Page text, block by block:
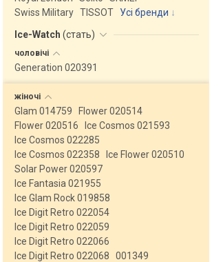
Casio LRW-250H-1A1
від 4 430 грн.
кварцові, корпус годинника
пластик, ремінець: ремінець
пластик, ремінець:
Swiss Military TISSOT
Усі бренди
Ice-Watch (стать)
чоловічі
Generation 020391
жіночі
Glam 014759
Flower 020514
Flower 020516
Ice Cosmos 021593
Ice Cosmos 022285
Ice Cosmos 022358
Ice Flower 020510
Solar Power 020597
Ice Fantasia 021955
Ice Glam Rock 019858
Ice Digit Retro 022054
Ice Digit Retro 022059
Ice Digit Retro 022066
Ice Digit Retro 022068
001349